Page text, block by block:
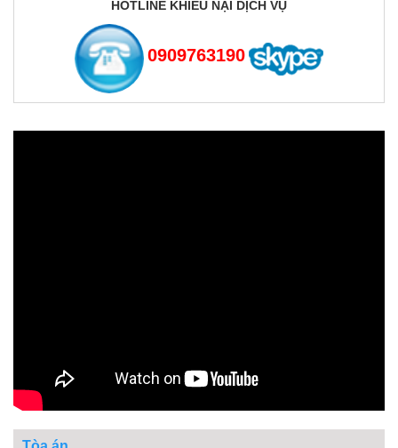
HOTLINE KHIẾU NẠI DỊCH VỤ
0909763190